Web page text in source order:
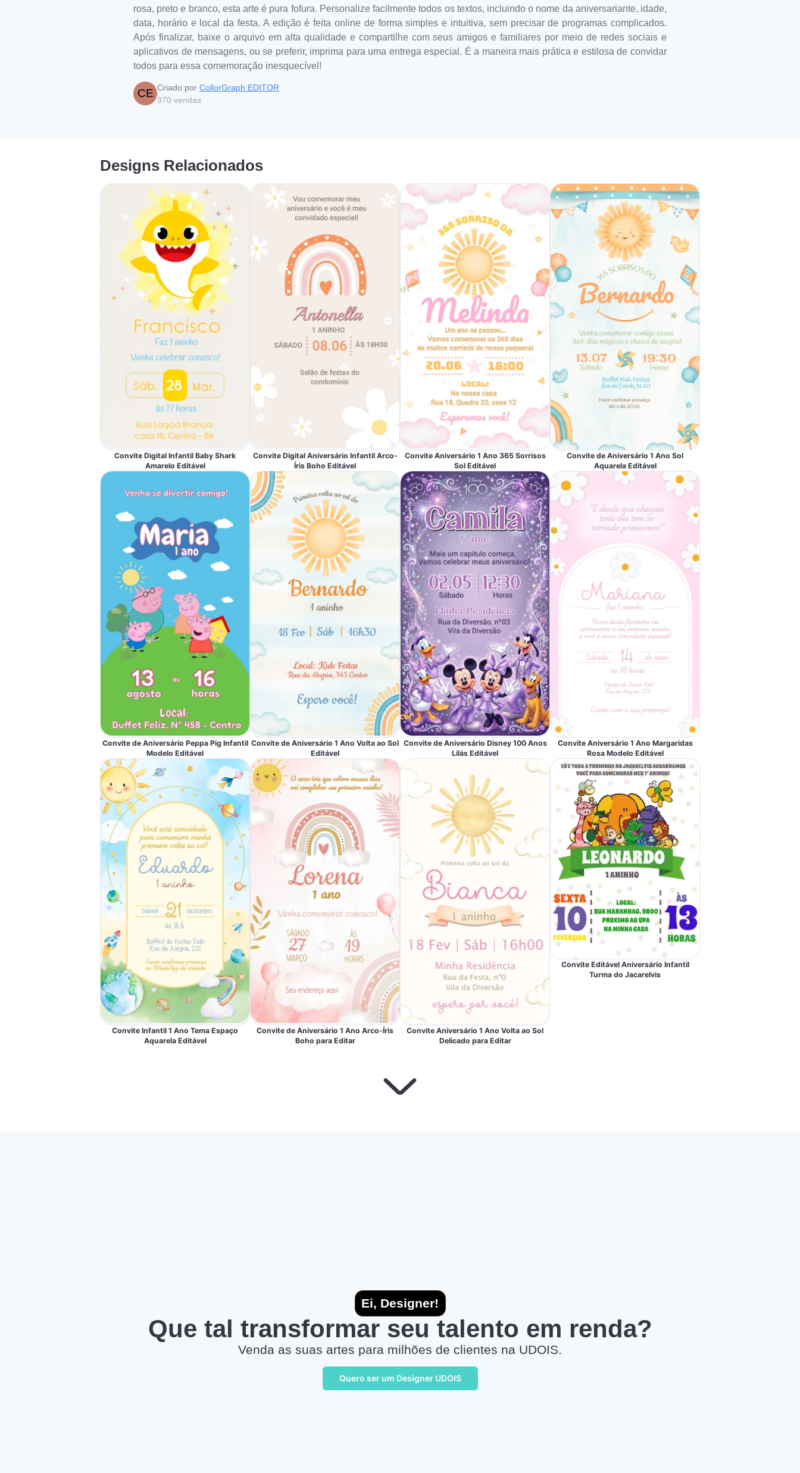
rosa, preto e branco, esta arte é pura fofura. Personalize facilmente todos os textos, incluindo o nome da aniversariante, idade,
data, horário e local da festa. A edição é feita online de forma simples e intuitiva, sem precisar de programas complicados.
Após finalizar, baixe o arquivo em alta qualidade e compartilhe com seus amigos e familiares por meio de redes sociais e
aplicativos de mensagens, ou se preferir, imprima para uma entrega especial. É a maneira mais prática e estilosa de convidar
todos para essa comemoração inesquecível!
CE Criado por CollorGraph EDITOR
970 vendas
Designs Relacionados
Convite Digital Infantil Baby Shark
Amarelo Editável
Convite de Aniversário Peppa Pig Infantil
Modelo Editável
Convite Infantil 1 Ano Tema Espaço
Aquarela Editável
Convite Digital Aniversário Infantil Arco-
Íris Boho Editável
Convite de Aniversário 1 Ano Volta ao Sol
Editável
Convite de Aniversário 1 Ano Arco-Íris
Boho para Editar
Convite Aniversário 1 Ano 365 Sorrisos
Sol Editável
Convite de Aniversário Disney 100 Anos
Lilás Editável
Convite Aniversário 1 Ano Volta ao Sol
Delicado para Editar
Convite de Aniversário 1 Ano Sol
Aquarela Editável
Convite Aniversário 1 Ano Margaridas
Rosa Modelo Editável
Convite Editável Aniversário Infantil
Turma do Jacarelvis
Ei, Designer!
Que tal transformar seu talento em renda?
Venda as suas artes para milhões de clientes na UDOIS.
Quero ser um Designer UDOIS